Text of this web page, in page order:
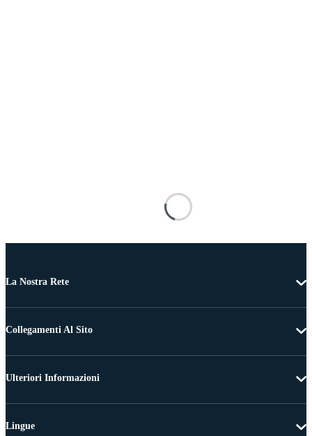
La Nostra Rete
Collegamenti Al Sito
Ulteriori Informazioni
Lingue